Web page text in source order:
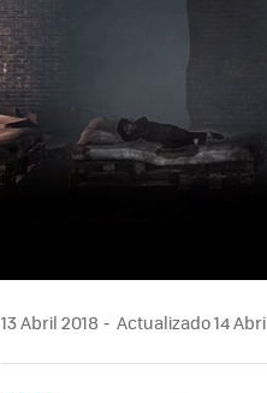
13 Abril 2018 Actualizado 14